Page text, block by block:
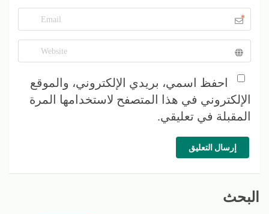
*
احفظ اسمي، بريدي الإلكتروني، والموقع
الإلكتروني في هذا المتصفح لاستخدامها المرة
المقبلة في تعليقي.
إرسال التعليق
البحث